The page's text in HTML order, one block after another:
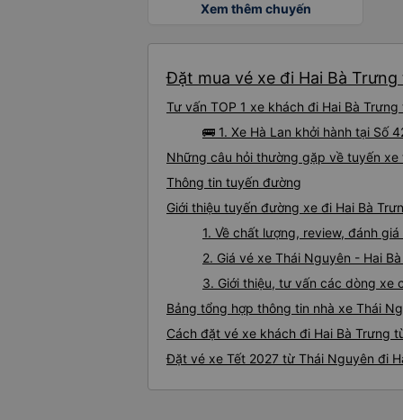
Xem thêm chuyến
Đặt mua vé xe đi Hai Bà
Tư vấn TOP 1 xe khách đi Hai Bà
🚌 1. Xe Hà Lan khởi hành tại Số
Những câu hỏi thường gặp về tuyến
Thông tin tuyến đường
Giới thiệu tuyến đường xe đi Hai Bà
1. Về chất lượng, review, đánh
2. Giá vé xe Thái Nguyên - Hai
3. Giới thiệu, tư vấn các dòng xe
Bảng tổng hợp thông tin nhà xe Thái
Cách đặt vé xe khách đi Hai Bà Trưng
Đặt vé xe Tết 2027 từ Thái Nguyên đi